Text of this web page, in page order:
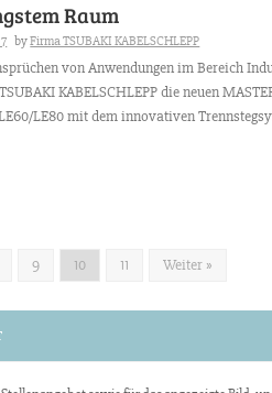
Raum
byFirma TSUBAKI KABELSCHLEPP
von Anwendungen im Bereich
KABELSCHLEPP die neuen
LE80 mit dem innovativen
9 10 11 Weiter »